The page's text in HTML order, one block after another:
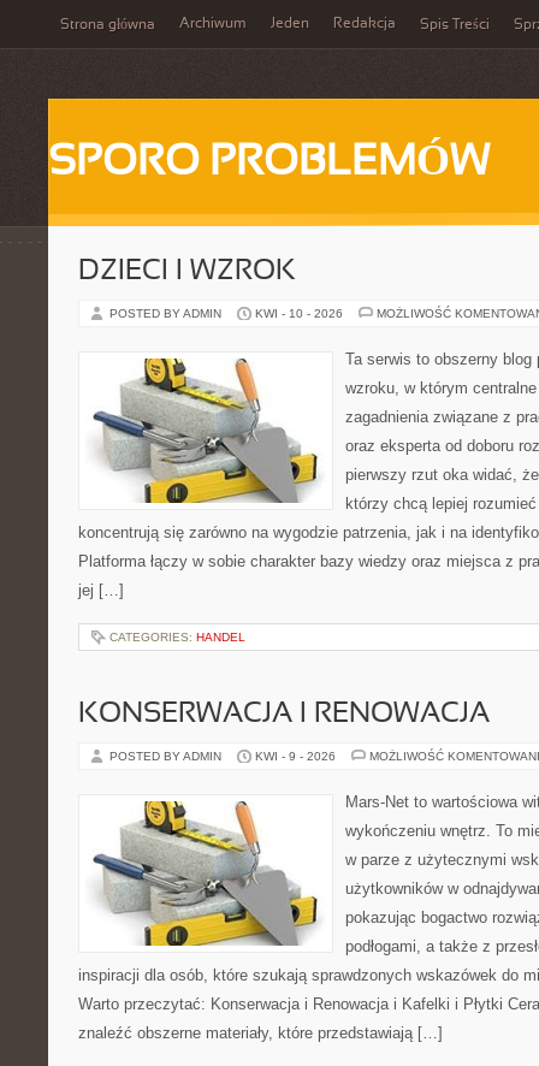
Strona główna Archiwum Jeden Redakcja Spis Treści
SPORO PROBLEMÓW
DZIECI I WZROK
POSTED BY ADMIN KWI - 10 - 2026 MOŻLIWOŚĆ
Ta serwis to obszerny blog
wzroku, w którym
zagadnienia związane z
oraz eksperta od doboru
pierwszy rzut oka widać,
którzy chcą lepiej
koncentrują się zarówno na wygodzie patrzenia, jak i na
Platforma łączy w sobie charakter bazy wiedzy oraz miejsca z
jej […]
CATEGORIES: HANDEL
KONSERWACJA I RENOWACJA
POSTED BY ADMIN KWI - 9 - 2026 MOŻLIWOŚĆ
Mars-Net to wartościowa
wykończeniu wnętrz. To
w parze z użytecznymi
użytkowników w
pokazując bogactwo
podłogami, a także z
inspiracji dla osób, które szukają sprawdzonych wskazówek do
Warto przeczytać: Konserwacja i Renowacja i Kafelki i Płytki
znaleźć obszerne materiały, które przedstawiają […]